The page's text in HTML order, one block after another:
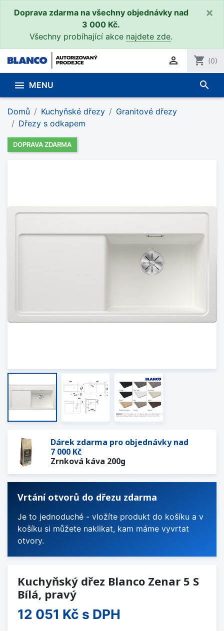
Doprava zdarma na všechny objednávky nad
3 000 Kč.
Všechny probíhající akce najdete zde.
×
 shopping_cart (0)
 MENU search
Domů Kuchyňské dřezy
Granitové dřezy
Dřezy s odkapem
DOPRAVA ZDARMA
Dárek zdarma pro objednávky nad
7 000 Kč
Zrnková káva 200g
Vrtání otvorů do dřezu zdarma
Je to jednoduché - vložíte produkt do košíku a v
košíku si můžete naklikat, kam máme vyvrtat
otvory.
Kuchyňský dřez Blanco Zenar 5 S
Bílá, pravý
12 051 Kč s DPH